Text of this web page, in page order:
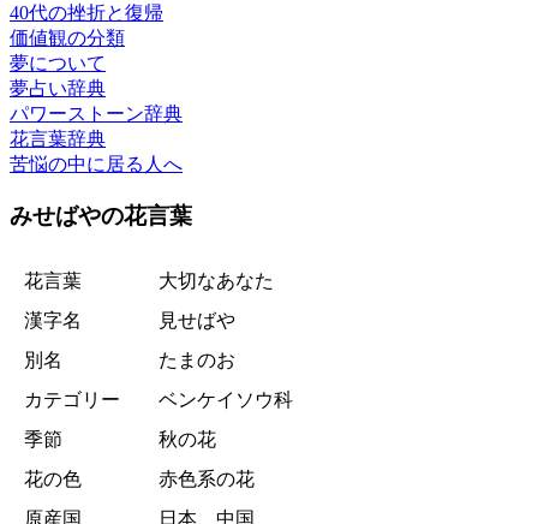
40代の挫折と復帰
価値観の分類
夢について
夢占い辞典
パワーストーン辞典
花言葉辞典
苦悩の中に居る人へ
みせばやの花言葉
花言葉
大切なあなた
漢字名
見せばや
別名
たまのお
カテゴリー
ベンケイソウ科
季節
秋の花
花の色
赤色系の花
原産国
日本、中国